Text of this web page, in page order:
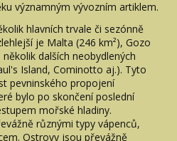
významným vývozním artiklem.
hlavních trvale či sezónně
je Malta (246 km²), Gozo
dalších neobydlených
Island, Cominotto aj.). Tyto
pevninského propojení
bylo po skončení poslední
mořské hladiny.
různými typy vápenců,
Ostrovy jsou převážně